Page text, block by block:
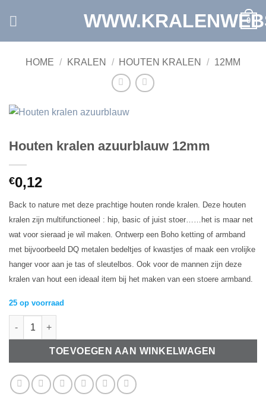
0
HOME / KRALEN / HOUTEN KRALEN / 12MM
Houten kralen azuurblauw 12mm
€0,12
Back to nature met deze prachtige houten ronde kralen. Deze houten
kralen zijn multifunctioneel : hip, basic of juist stoer……het is maar net
wat voor sieraad je wil maken. Ontwerp een Boho ketting of armband
met bijvoorbeeld DQ metalen bedeltjes of kwastjes of maak een vrolijke
hanger voor aan je tas of sleutelbos. Ook voor de mannen zijn deze
kralen van hout een ideaal item bij het maken van een stoere armband.
25 op voorraad
Houten kralen azuurblauw 12mm aantal
TOEVOEGEN AAN WINKELWAGEN